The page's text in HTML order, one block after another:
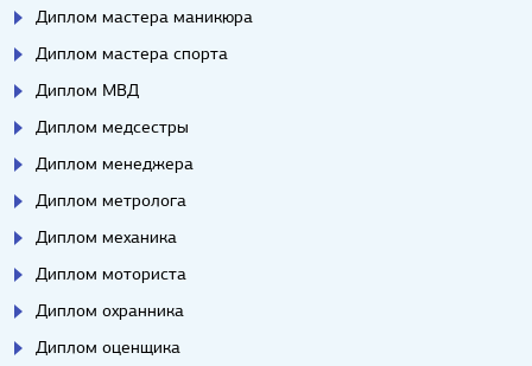
Диплом мастера маникюра
Диплом мастера спорта
Диплом МВД
Диплом медсестры
Диплом менеджера
Диплом метролога
Диплом механика
Диплом моториста
Диплом охранника
Диплом оценщика